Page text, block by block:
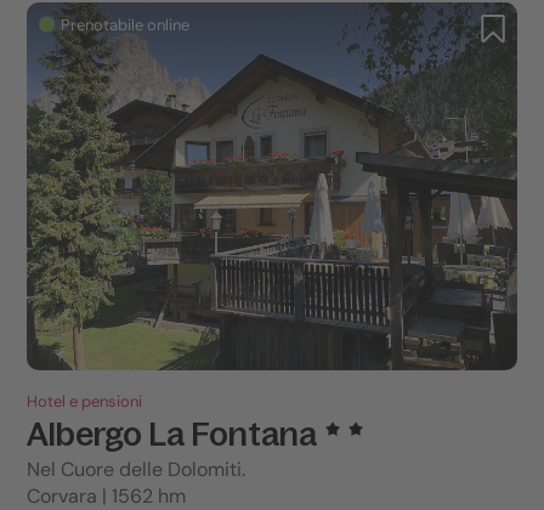
Prenotabile online
Hotel e pensioni
Albergo La Fontana
Nel Cuore delle Dolomiti.
Corvara | 1562 hm